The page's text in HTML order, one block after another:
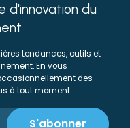
d'innovation du
tendances, outils et
En vous
des
à tout moment.